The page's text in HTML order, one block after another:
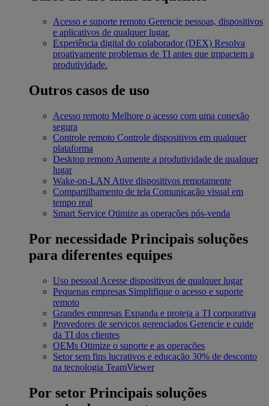
Acesso e suporte remoto Gerencie pessoas, dispositivos
e aplicativos de qualquer lugar.
Experiência digital do colaborador (DEX) Resolva
proativamente problemas de TI antes que impactem a
produtividade.
Outros casos de uso
Acesso remoto Melhore o acesso com uma conexão
segura
Controle remoto Controle dispositivos em qualquer
plataforma
Desktop remoto Aumente a produtividade de qualquer
lugar
Wake-on-LAN Ative dispositivos remotamente
Compartilhamento de tela Comunicação visual em
tempo real
Smart Service Otimize as operações pós-venda
Por necessidade Principais soluções
para diferentes equipes
Uso pessoal Acesse dispositivos de qualquer lugar
Pequenas empresas Simplifique o acesso e suporte
remoto
Grandes empresas Expanda e proteja a TI corporativa
Provedores de serviços gerenciados Gerencie e cuide
da TI dos clientes
OEMs Otimize o suporte e as operações
Setor sem fins lucrativos e educação 30% de desconto
na tecnologia TeamViewer
Por setor Principais soluções